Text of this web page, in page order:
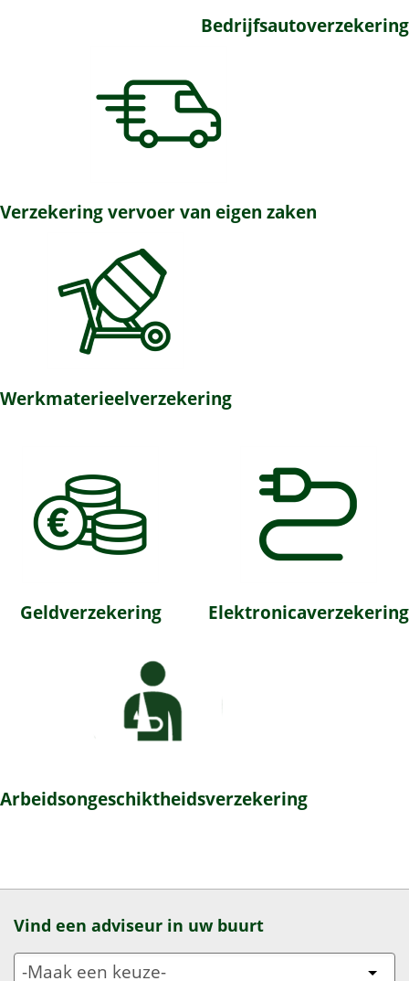
Bedrijfsautoverzekering
Verzekering vervoer van eigen zaken
Werkmaterieelverzekering
Geldverzekering Elektronicaverzekering
Arbeidsongeschiktheidsverzekering
Vind een adviseur in uw buurt